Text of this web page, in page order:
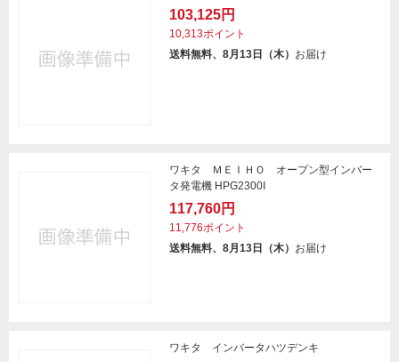
103,125円
10,313ポイント
送料無料、8月13日（木） お届け
ワキタ ＭＥＩＨＯ オープン型インバー
タ発電機 HPG2300I
117,760円
11,776ポイント
送料無料、8月13日（木） お届け
ワキタ インバータハツデンキ